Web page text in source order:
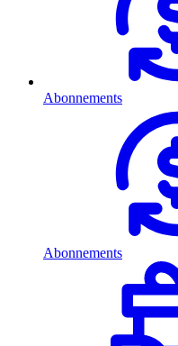
Abonnements
Abonnements